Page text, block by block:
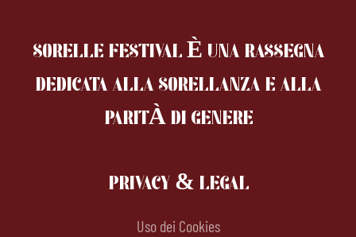
SORELLE FESTIVAL È UNA RASSEGNA
DEDICATA ALLA SORELLANZAE ALLA
PARITÀ DI GENERE
PRIVACY & LEGAL
Uso dei Cookies